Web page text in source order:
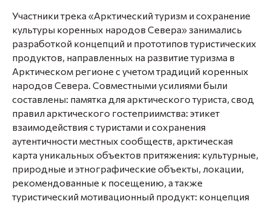
Участники трека «Арктический туризм и сохранение
культуры коренных народов Севера» занимались
разработкой концепций и прототипов туристических
продуктов, направленных на развитие туризма в
Арктическом регионе с учетом традиций коренных
народов Севера. Совместными усилиями были
составлены: памятка для арктического туриста, свод
правил арктического гостеприимства: этикет
взаимодействия с туристами и сохранения
аутентичности местных сообществ, арктическая
карта уникальных объектов притяжения: культурные,
природные и этнографические объекты, локации,
рекомендованные к посещению, а также
туристический мотивационный продукт: концепция